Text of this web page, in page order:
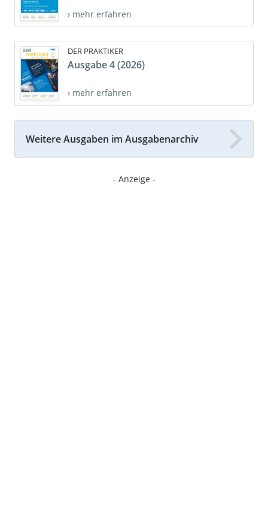
› mehr erfahren
DER PRAKTIKER
Ausgabe 4 (2026)
› mehr erfahren
Weitere Ausgaben im Ausgabenarchiv
- Anzeige -